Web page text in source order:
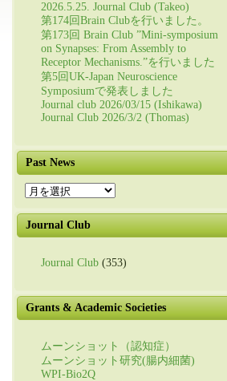
2026.5.25. Journal Club (Takeo)
第174回Brain Clubを行いました。
第173回 Brain Club ”Mini-symposium
on Synapses: From Assembly to
Receptor Mechanisms.”を行いました
第5回UK-Japan Neuroscience
Symposiumで発表しました
Journal club 2026/03/15 (Ishikawa)
Journal Club 2026/3/2 (Thomas)
Past News
Past
News
Journal Club
Journal Club (353)
Grants & Academic Societies
ムーンショット（認知症）
ムーンショット研究(腸内細菌)
WPI-Bio2Q